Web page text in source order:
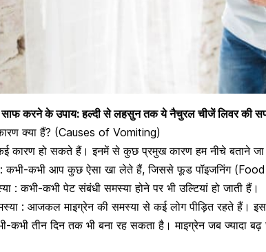
साफ करने के उपाय: हल्दी से लहसुन तक ये नैचुरल चीजें लिवर की
क्या हैं? (Causes of Vomiting)
कारण हो सकते हैं। इनमें से कुछ प्रमुख कारण हम नीचे बताने जा
कभी-कभी आप कुछ ऐसा खा लेते हैं, जिससे फूड पॉइजनिंग (Food
: कभी-कभी पेट संबंधी समस्या होने पर भी उल्टियां हो जाती हैं।
: आजकल माइग्रेन की समस्या से कई लोग पीड़ित रहते हैं।
कभी तीन दिन तक भी बना रह सकता है। माइग्रेन जब ज्यादा बढ़